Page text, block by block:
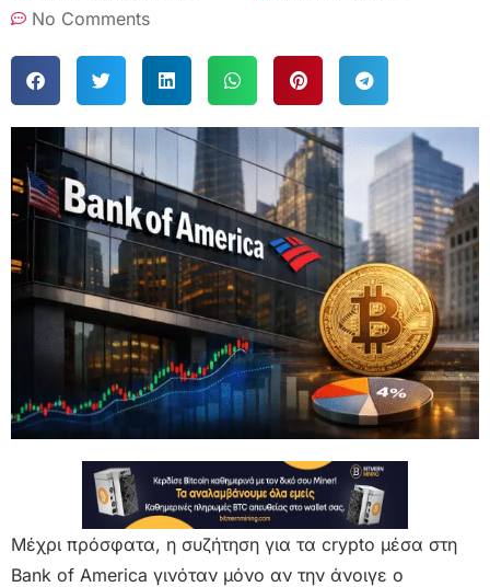
No Comments
Μέχρι πρόσφατα, η συζήτηση για τα crypto μέσα στη
Bank of America γινόταν μόνο αν την άνοιγε ο